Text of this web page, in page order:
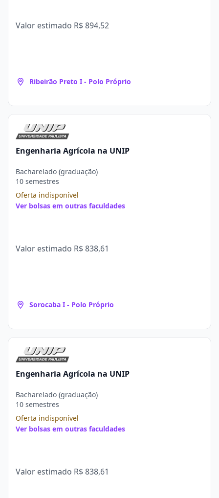
Valor estimado R$ 894,52
Ribeirão Preto I - Polo Próprio
Engenharia Agrícola na UNIP
Bacharelado (graduação)
10 semestres
Oferta indisponível
Ver bolsas em outras faculdades
Valor estimado R$ 838,61
Sorocaba I - Polo Próprio
Engenharia Agrícola na UNIP
Bacharelado (graduação)
10 semestres
Oferta indisponível
Ver bolsas em outras faculdades
Valor estimado R$ 838,61